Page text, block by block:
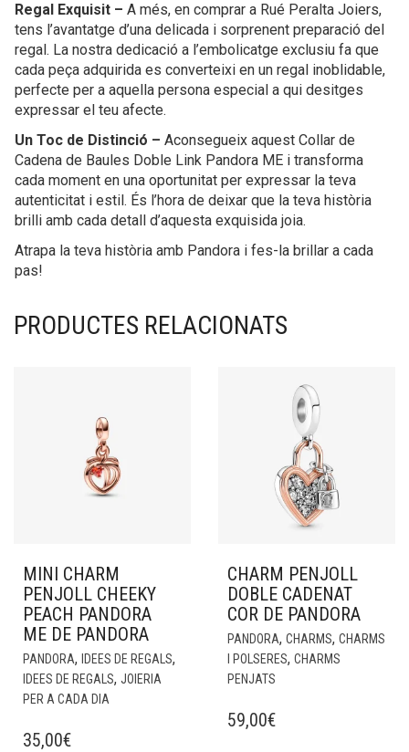
Regal Exquisit – A més, en comprar a Rué Peralta Joiers,
tens l’avantatge d’una delicada i sorprenent preparació del
regal. La nostra dedicació a l’embolicatge exclusiu fa que
cada peça adquirida es converteixi en un regal inoblidable,
perfecte per a aquella persona especial a qui desitges
expressar el teu afecte.
Un Toc de Distinció – Aconsegueix aquest Collar de
Cadena de Baules Doble Link Pandora ME i transforma
cada moment en una oportunitat per expressar la teva
autenticitat i estil. És l’hora de deixar que la teva història
brilli amb cada detall d’aquesta exquisida joia.
Atrapa la teva història amb Pandora i fes-la brillar a cada
pas!
PRODUCTES RELACIONATS
MINI CHARM
PENJOLL CHEEKY
PEACH PANDORA
ME DE PANDORA
PANDORA, IDEES DE REGALS,
IDEES DE REGALS, JOIERIA
PER A CADA DIA
35,00€
CHARM PENJOLL
DOBLE CADENAT
COR DE PANDORA
PANDORA, CHARMS, CHARMS
I POLSERES, CHARMS
PENJATS
59,00€